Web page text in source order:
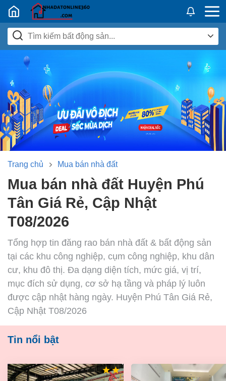
Nhadatban24h.vn
Trang chủ Mua bán nhà đất
Mua bán nhà đất Huyện Phú
Tân Giá Rẻ, Cập Nhật
T08/2026
Tổng hợp tin đăng rao bán nhà đất & bất động sản
tại các khu công nghiệp, cụm công nghiệp, khu dân
cư, khu đô thị. Đa dạng diện tích, mức giá, vị trí,
mục đích sử dụng, cơ sở hạ tầng và pháp lý luôn
được cập nhật hàng ngày. Huyện Phú Tân Giá Rẻ,
Cập Nhật T08/2026
Tin nổi bật